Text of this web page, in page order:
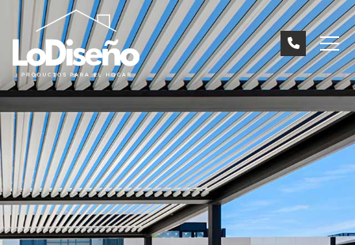
Mamparas
Tenemos la mampara que estás buscando
Cortinas de cristal
Consigue un espacio único
Protección solar
Regula la luz de tu vivienda
Tendales
Cubrimos todas tus necesidades